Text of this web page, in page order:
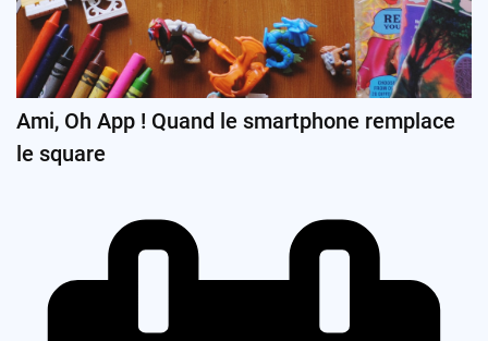
Ami, Oh App ! Quand le smartphone remplace
le square